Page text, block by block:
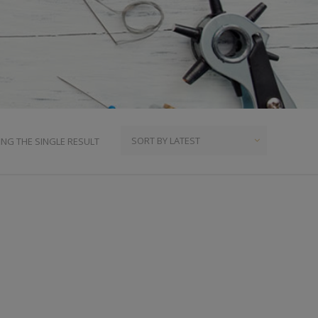
THE SINGLE RESULT